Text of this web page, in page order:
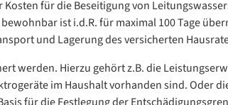
für die Beseitigung von
ist i.d.R. für maximal 100 Tage
und Lagerung des versicherten
werden. Hierzu gehört z.B. die
im Haushalt vorhanden sind. Oder